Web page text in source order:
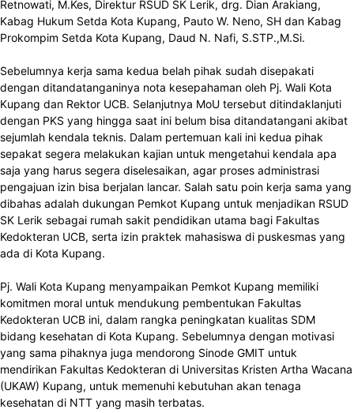
Retnowati, M.Kes, Direktur RSUD SK Lerik, drg. Dian Arakiang,
Kabag Hukum Setda Kota Kupang, Pauto W. Neno, SH dan Kabag
Prokompim Setda Kota Kupang, Daud N. Nafi, S.STP.,M.Si.
Sebelumnya kerja sama kedua belah pihak sudah disepakati
dengan ditandatanganinya nota kesepahaman oleh Pj. Wali Kota
Kupang dan Rektor UCB. Selanjutnya MoU tersebut ditindaklanjuti
dengan PKS yang hingga saat ini belum bisa ditandatangani akibat
sejumlah kendala teknis. Dalam pertemuan kali ini kedua pihak
sepakat segera melakukan kajian untuk mengetahui kendala apa
saja yang harus segera diselesaikan, agar proses administrasi
pengajuan izin bisa berjalan lancar. Salah satu poin kerja sama yang
dibahas adalah dukungan Pemkot Kupang untuk menjadikan RSUD
SK Lerik sebagai rumah sakit pendidikan utama bagi Fakultas
Kedokteran UCB, serta izin praktek mahasiswa di puskesmas yang
ada di Kota Kupang.
Pj. Wali Kota Kupang menyampaikan Pemkot Kupang memiliki
komitmen moral untuk mendukung pembentukan Fakultas
Kedokteran UCB ini, dalam rangka peningkatan kualitas SDM
bidang kesehatan di Kota Kupang. Sebelumnya dengan motivasi
yang sama pihaknya juga mendorong Sinode GMIT untuk
mendirikan Fakultas Kedokteran di Universitas Kristen Artha Wacana
(UKAW) Kupang, untuk memenuhi kebutuhan akan tenaga
kesehatan di NTT yang masih terbatas.